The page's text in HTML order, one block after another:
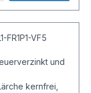
FR1P1-VF5
und
kernfrei,